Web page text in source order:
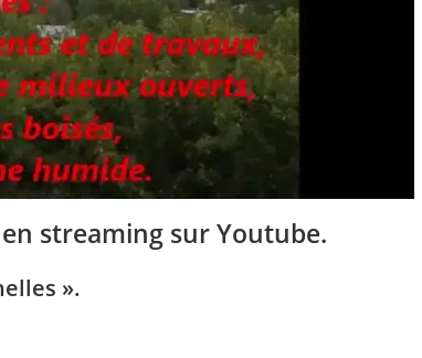
streaming sur Youtube.
».